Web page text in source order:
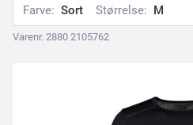
Farve: Sort Størrelse: M
Varenr. 2880 2105762